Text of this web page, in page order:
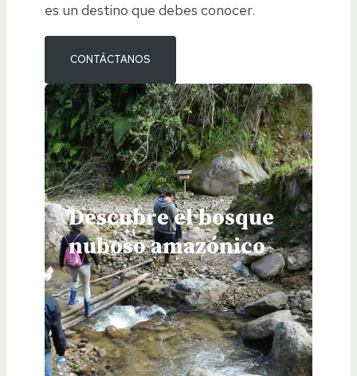
es un destino que debes conocer.
CONTÁCTANOS
Descubre el bosque
nuboso amazónico